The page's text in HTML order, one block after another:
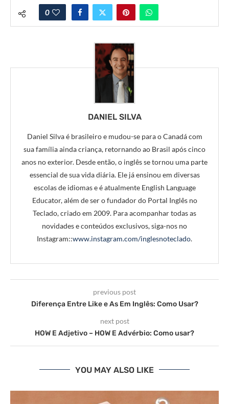
0
DANIEL SILVA
Daniel Silva é brasileiro e mudou-se para o Canadá com
sua família ainda criança, retornando ao Brasil após cinco
anos no exterior. Desde então, o inglês se tornou uma parte
essencial de sua vida diária. Ele já ensinou em diversas
escolas de idiomas e é atualmente English Language
Educator, além de ser o fundador do Portal Inglês no
Teclado, criado em 2009. Para acompanhar todas as
novidades e conteúdos exclusivos, siga-nos no
Instagram::www.instagram.com/inglesnoteclado.
previous post
Diferença Entre Like e As Em Inglês: Como Usar?
next post
HOW E Adjetivo – HOW E Advérbio: Como usar?
YOU MAY ALSO LIKE